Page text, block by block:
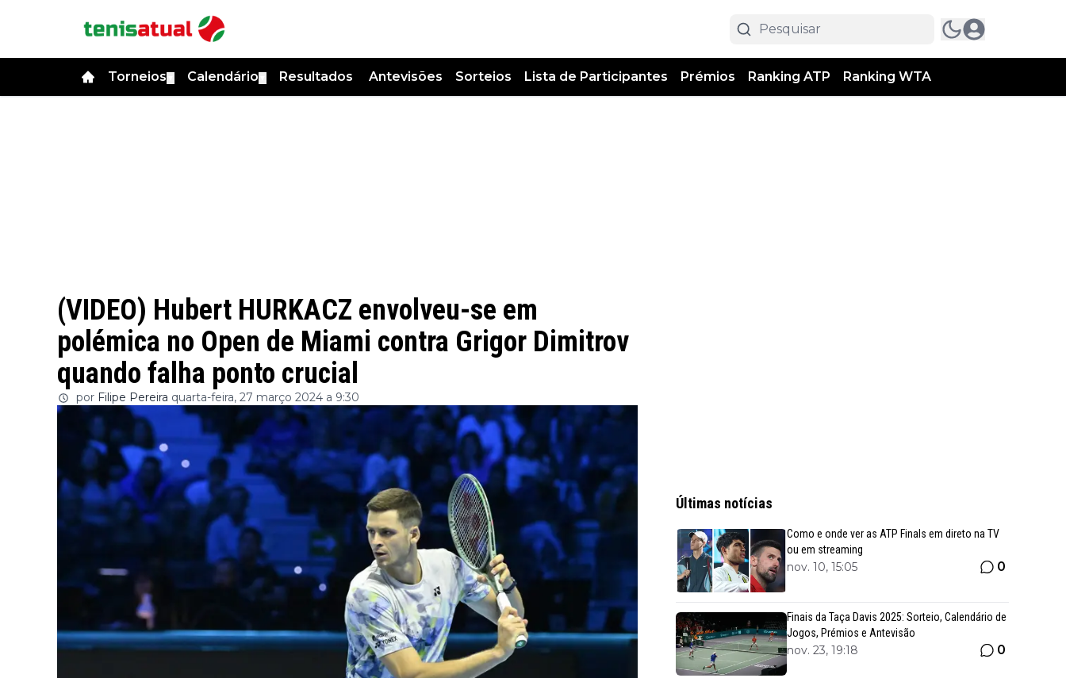
Torneios Calendário Resultados Antevisões Sorteios Lista de Participantes Prémios Ranking ATP Ranking WTA
(VIDEO) Hubert HURKACZ envolveu-se em
polémica no Open de Miami contra Grigor Dimitrov
quando falha ponto crucial
por Filipe Pereira quarta-feira, 27 março 2024 a 9:30
Últimas notícias
Como e onde ver as ATP Finals em direto na TV
ou em streaming
nov. 10, 15:05 0
Finais da Taça Davis 2025: Sorteio, Calendário de
Jogos, Prémios e Antevisão
nov. 23, 19:18 0